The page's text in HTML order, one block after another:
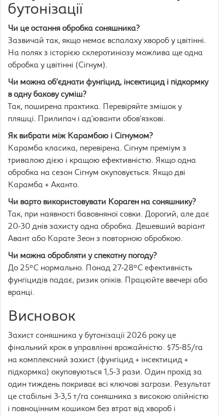
бутонізації
Чи це остання обробка соняшника?
Зазвичай так, якщо немає вспалаху хвороб у цвітінні.
На полях з історією склеротиніозу можлива ще одна
обробка у цвітінні (Сігнум).
Чи можна об’єднати фунгіцид, інсектицид і підкормку
в одну бакову суміш?
Так, поширена практика. Перевіряйте змішок у
пляшці. Прилипач і ад’юванти обов’язкові.
Як вибрати між Карамбою і Сігнумом?
Карамба класика, перевірена. Сігнум преміум з
тривалою дією і кращою ефективністю. Якщо одна
обробка на сезон Сігнум окуповується. Якщо дві
Карамба + Аканто.
Чи варто використовувати Кораген на соняшнику?
Так, при наявності бавовняної совки. Дорогий, але дає
20-30 днів захисту одна обробка. Дешевший варіант
Авант або Карате Зеон з повторною обробкою.
Чи можна обробляти у спекотну погоду?
До 25°C нормально. Понад 27-28°C ефективність
фунгіцидів падає, ризик опіків. Працюйте ввечері або
вранці.
Висновок
Захист соняшника у бутонізації 2026 року це
фінальний крок в управлінні врожайністю. $75-85/га
на комплексний захист (фунгіцид + інсектицид +
підкормка) окуповуються 1,5-3 рази. Один прохід за
один тиждень покриває всі ключові загрози. Результат
це стабільні 3-3,5 т/га соняшника з високою олійністю
і повноцінним кошиком без втрат від хвороб і